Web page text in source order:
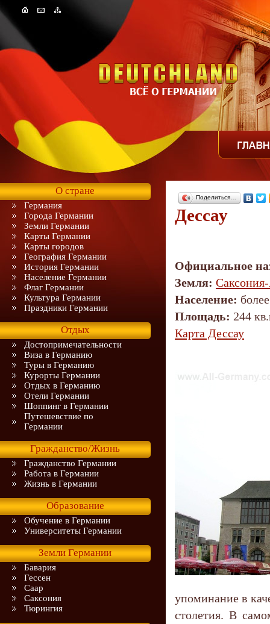
Поделиться…
Дессау
Официальное
Земля:
Население:
Площадь: 244
Карта Дессау
упоминание в
столетия. В
О стране
Германия
Города Германии
Земли Германии
Карты Германии
Карты городов
География Германии
История Германии
Население Германии
Флаг Германии
Культура Германии
Праздники Германии
Отдых
Достопримечательности
Виза в Германию
Туры в Германию
Курорты Германии
Отдых в Германию
Отели Германии
Шоппинг в Германии
Путешевствие по
Германии
Гражданство/Жизнь
Гражданство Германии
Работа в Германии
Жизнь в Германии
Образование
Обучение в Германии
Университеты Германии
Земли Германии
Бавария
Гессен
Саар
Саксония
Тюрингия